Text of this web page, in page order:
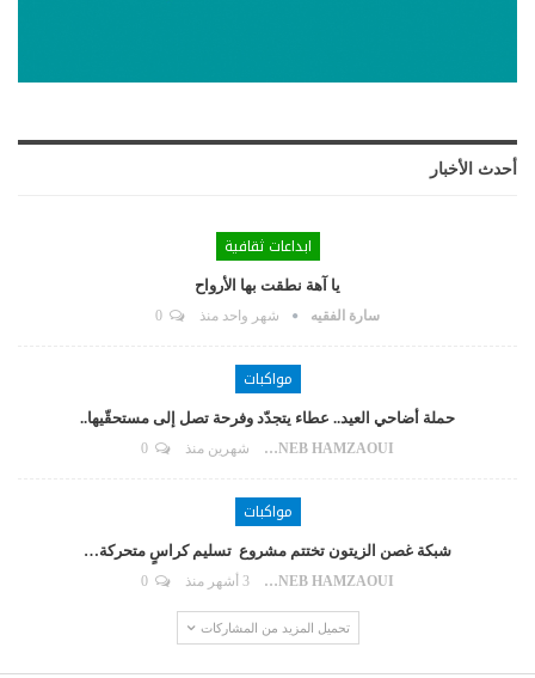
أحدث الأخبار
ابداعات ثقافية
يا آهة نطقت بها الأرواح
سارة الفقيه شهر واحد منذ
مواكبات
حملة أضاحي العيد.. عطاء يتجدّد وفرحة تصل إلى مستحقّيها..
ZAYNEB HAMZAOUI شهرين منذ
مواكبات
شبكة غصن الزيتون تختتم مشروع تسليم كراسٍ متحركة…
ZAYNEB HAMZAOUI 3 أشهر منذ
تحميل المزيد من المشاركات